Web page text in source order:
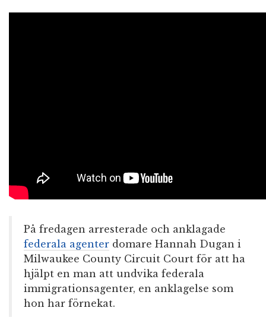
På fredagen arresterade och anklagade
federala agenter domare Hannah Dugan i
Milwaukee County Circuit Court för att ha
hjälpt en man att undvika federala
immigrationsagenter, en anklagelse som
hon har förnekat.